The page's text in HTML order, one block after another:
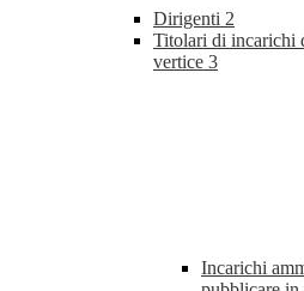
Dirigenti 2
Titolari di incarichi
vertice 3
Incarichi